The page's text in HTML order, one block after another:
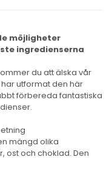
möjligheter
ingredienserna
du att älska vår
utformat den här
förbereda fantastiska
mängd olika
ost och choklad. Den